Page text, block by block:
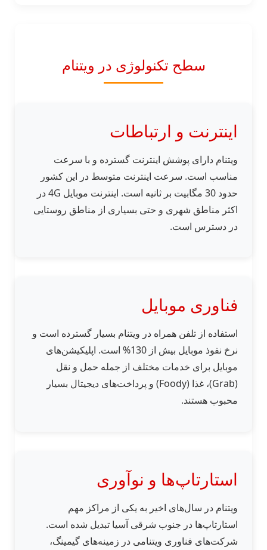
سطح تکنولوژی در ویتنام
اینترنت و ارتباطات
ویتنام دارای پوشش اینترنت گسترده و با سرعت
مناسب است. سرعت اینترنت متوسط در این کشور
حدود 30 مگابیت بر ثانیه است. اینترنت موبایل 4G در
اکثر مناطق شهری و حتی بسیاری از مناطق روستایی
در دسترس است.
فناوری موبایل
استفاده از تلفن همراه در ویتنام بسیار گسترده است و
نرخ نفوذ موبایل بیش از 130% است. اپلیکیشن‌های
موبایل برای خدمات مختلف از جمله حمل و نقل
(Grab)، غذا (Foody) و پرداخت‌های دیجیتال بسیار
محبوب هستند.
استارتاپ‌ها و نوآوری
ویتنام در سال‌های اخیر به یکی از مراکز مهم
استارتاپ‌ها در جنوب شرقی آسیا تبدیل شده است.
شرکت‌های فناوری ویتنامی در زمینه‌های گیمینگ،